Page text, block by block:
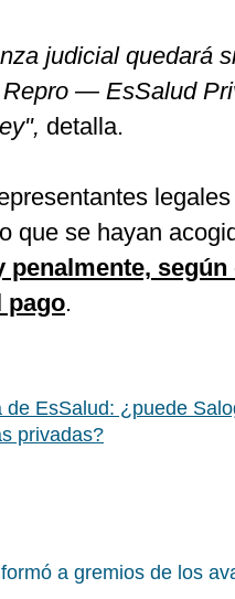
judicial quedará
— EsSalud
detalla.
que se hayan
pago.
de EsSalud: ¿puede
privadas?
a gremios de los